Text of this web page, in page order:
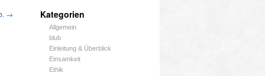
Kategorien
Allgemein
blub
Einleitung & Überblick
Einsamkeit
Ethik
→